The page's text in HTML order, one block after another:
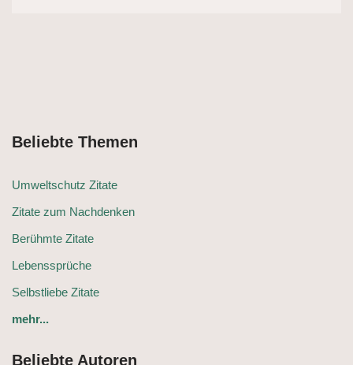
Beliebte Themen
Umweltschutz Zitate
Zitate zum Nachdenken
Berühmte Zitate
Lebenssprüche
Selbstliebe Zitate
mehr...
Beliebte Autoren